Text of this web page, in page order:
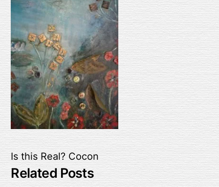
Is this Real? Cocon
Related Posts